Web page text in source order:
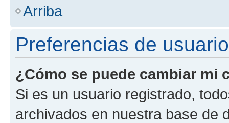
Arriba
Preferencias de
¿Cómo se puede cambiar mi
Si es un usuario registrado,
archivados en nuestra base de